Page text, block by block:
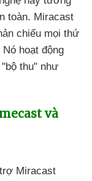
toàn. Miracast
chiếu mọi thứ
Nó hoạt động
thu" như
và
Miracast